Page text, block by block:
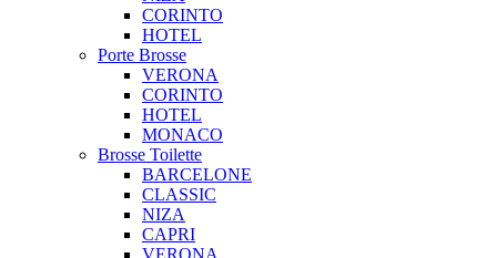
CORINTO
HOTEL
Porte Brosse
VERONA
CORINTO
HOTEL
MONACO
Brosse Toilette
BARCELONE
CLASSIC
NIZA
CAPRI
VERONA